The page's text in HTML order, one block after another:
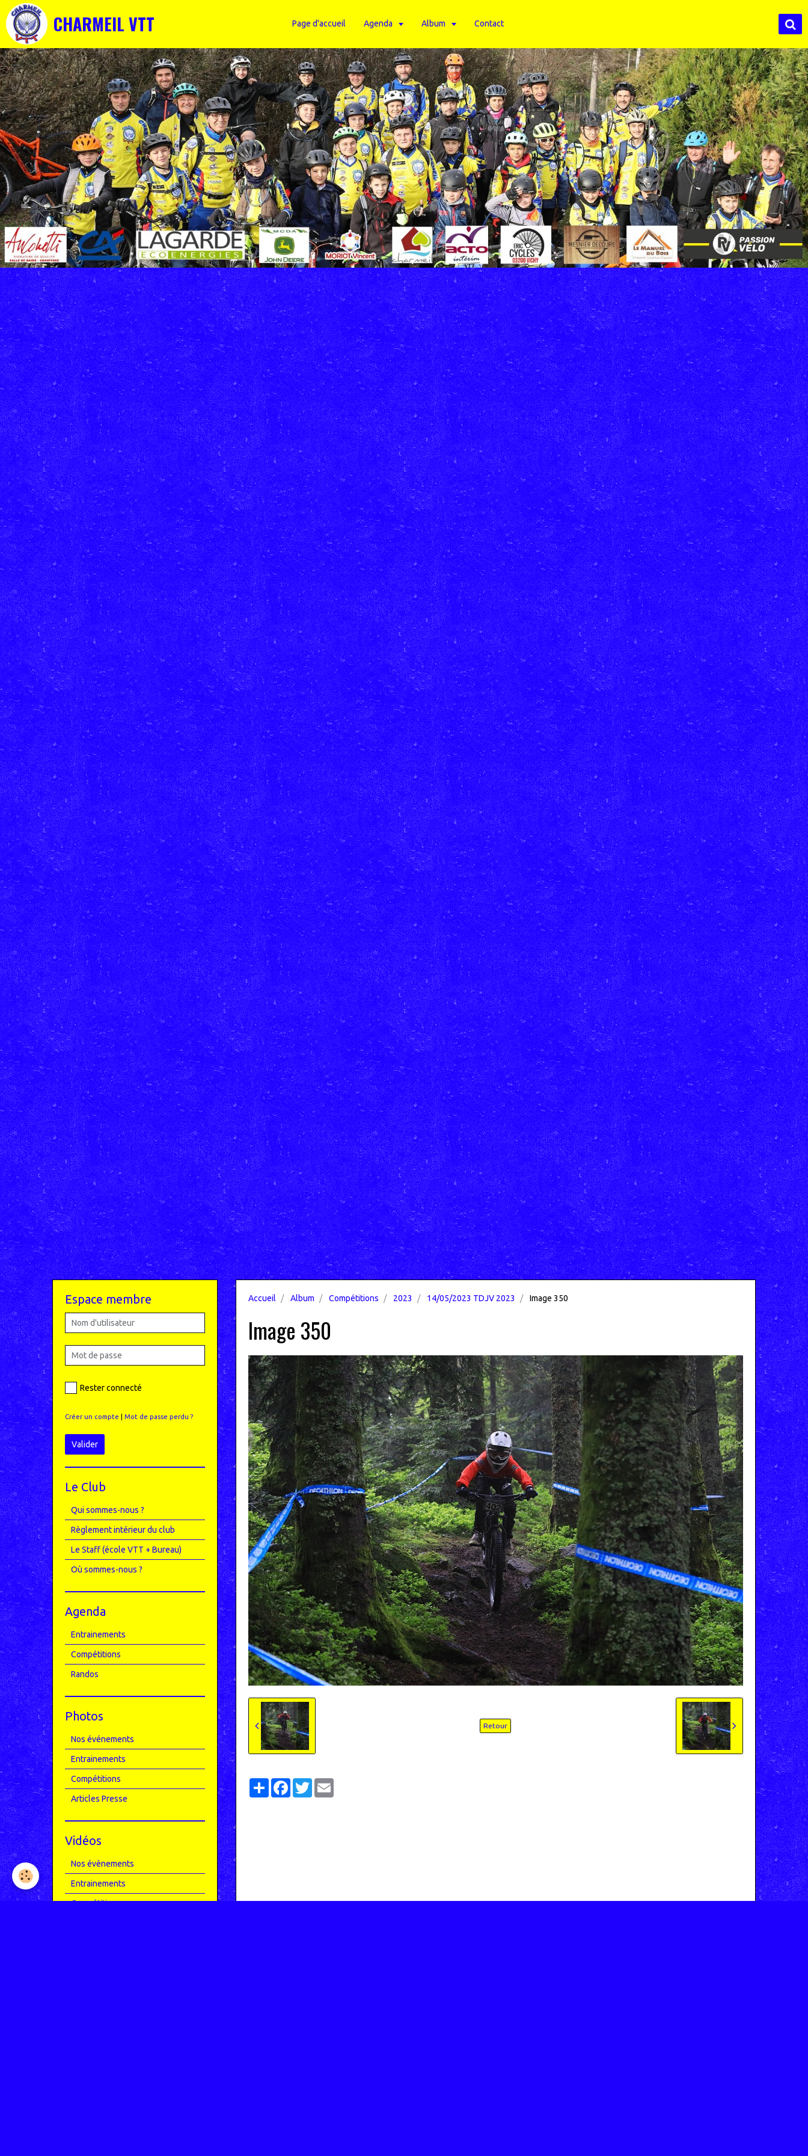
CHARMEIL VTT Page d'accueil Agenda Album Contact
Accueil Album Compétitions 2023 14/05/2023 TDJV 2023 Image 350
Image 350
Retour
PartagerFacebook
TwitterEmail
Espace membre
Rester connecté
Créer un compte Mot de passe perdu ?
Valider
Le Club
Qui sommes-nous ?
Règlement intérieur du club
Le Staff (école VTT + Bureau)
Où sommes-nous ?
Agenda
Entrainements
Compétitions
Randos
Photos
Nos événements
Entrainements
Compétitions
Articles Presse
Vidéos
Nos évènements
Entrainements
Compétitions